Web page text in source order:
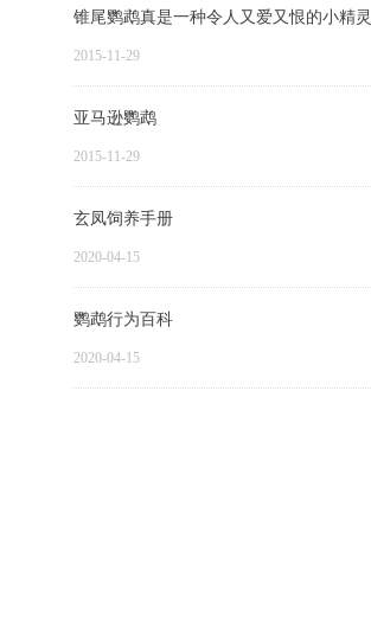
锥尾鹦鹉真是一种令人又爱又恨的小精灵
2015-11-29
亚马逊鹦鹉
2015-11-29
玄凤饲养手册
2020-04-15
鹦鹉行为百科
2020-04-15